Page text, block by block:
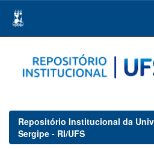
navigation
Repositório Institucional da
Sergipe - RI/UFS